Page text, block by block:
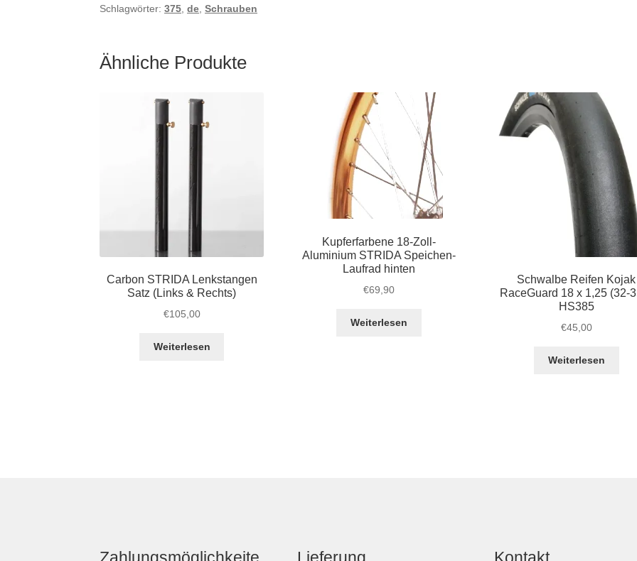
Schlagwörter:375,de,Schrauben
Ähnliche Produkte
Carbon STRIDA Lenkstangen
Satz (Links & Rechts)
€105,00
Weiterlesen
Kupferfarbene 18-Zoll-
Aluminium STRIDA Speichen-
Laufrad hinten
€69,90
Weiterlesen
Schwalbe Reifen Kojak
RaceGuard 18 x 1,25 (32-
HS385
€45,00
Weiterlesen